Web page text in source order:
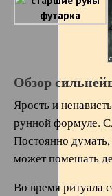
Обзор
Ярость и
рунной формуле.
Постоянно думать,
может помешать
Во время ритуала